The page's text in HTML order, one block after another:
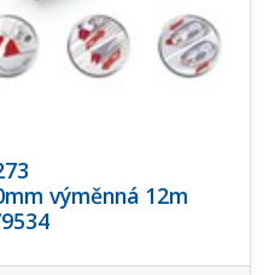
výměnná 12m